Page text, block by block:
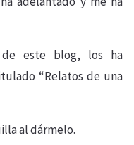
este blog, los ha
“Relatos de una
al dármelo.